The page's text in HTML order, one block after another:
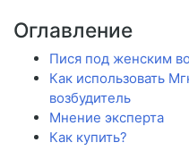
Оглавление
Пися под женским
Как использовать
возбудитель
Мнение эксперта
Как купить?